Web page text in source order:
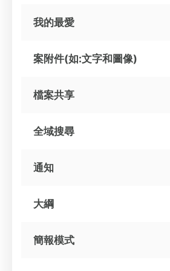
我的最愛
案附件(如:文字和圖像)
檔案共享
全域搜尋
通知
大綱
簡報模式